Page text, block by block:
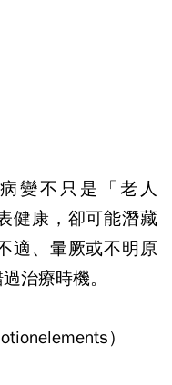
變不只是「老人
健康，卻可能潛藏
適、暈厥或不明原
治療時機。
）